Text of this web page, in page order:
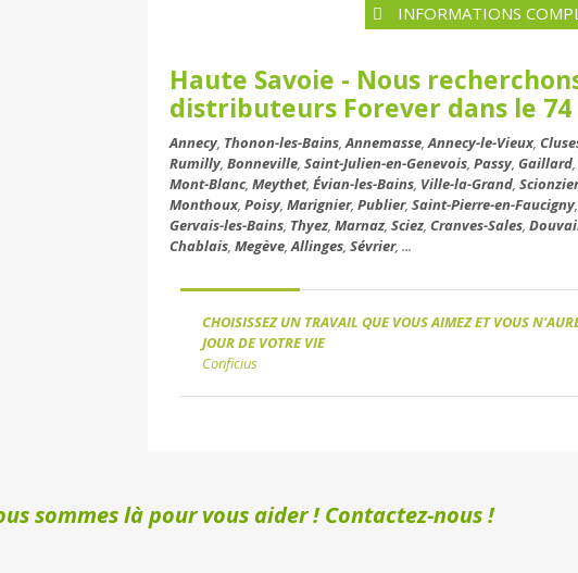
INFORMATIONS
Haute Savoie - Nous
distributeurs Forever dans le 74
Annecy, Thonon-les-Bains,Annemasse,Annecy-le-Vieux,
Rumilly,Bonneville,Saint-Julien-en-Genevois,Passy,Gaillard
Mont-Blanc,Meythet,Évian-les-Bains, Ville-la-Grand,
Monthoux,Poisy,Marignier,Publier,Saint-Pierre-en-Faucigny
Gervais-les-Bains, Thyez,Marnaz,Sciez,Cranves-Sales,
Chablais,Megève,Allinges,Sévrier, ...
CHOISISSEZ UN TRAVAIL QUE VOUS AIMEZ ET VOUS
JOUR DE VOTRE VIE
Conficius
sommes là pour vous aider ! Contactez-nous !